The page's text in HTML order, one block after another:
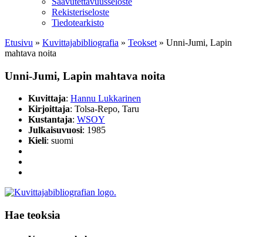
Rekisteriseloste
Tiedotearkisto
Etusivu » Kuvittaja­bibliografia » Teokset » Unni-Jumi, Lapin
mahtava noita
Unni-Jumi, Lapin mahtava noita
Kuvittaja: Hannu Lukkarinen
Kirjoittaja: Tolsa-Repo, Taru
Kustantaja: WSOY
Julkaisuvuosi: 1985
Kieli: suomi
Hae teoksia